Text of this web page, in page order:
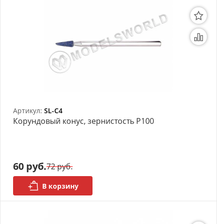
Артикул: SL-C4
Корундовый конус, зернистость P100
60 руб.72 руб.
В корзину